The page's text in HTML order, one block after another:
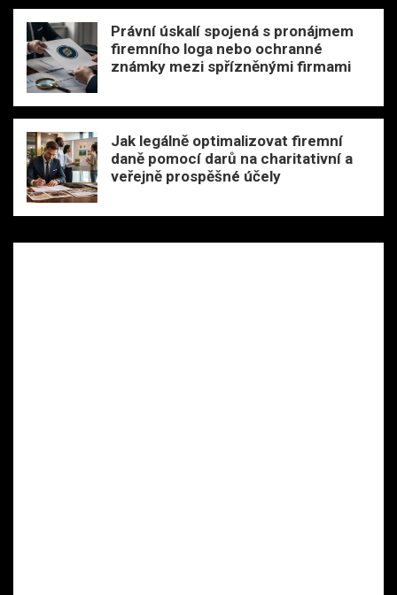
Právní úskalí spojená s pronájmem
firemního loga nebo ochranné
známky mezi spřízněnými firmami
Jak legálně optimalizovat firemní
daně pomocí darů na charitativní a
veřejně prospěšné účely